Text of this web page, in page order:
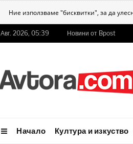
Ние използваме "бисквитки", за да
2026, 05:39 Новини от Bpost
Начало Култура и изкуство